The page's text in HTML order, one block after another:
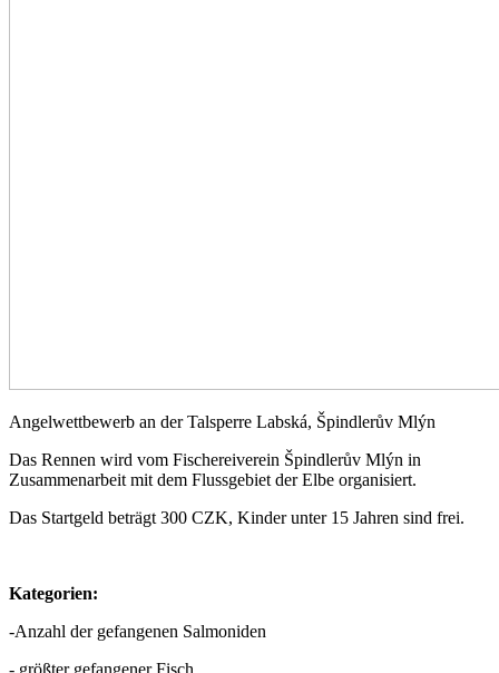
Angelwettbewerb an der Talsperre Labská, Špindlerův Mlýn
Das Rennen wird vom Fischereiverein Špindlerův Mlýn in
Zusammenarbeit mit dem Flussgebiet der Elbe organisiert.
Das Startgeld beträgt 300 CZK, Kinder unter 15 Jahren sind frei.
Kategorien:
-Anzahl der gefangenen Salmoniden
- größter gefangener Fisch